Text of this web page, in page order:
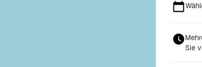
Sie